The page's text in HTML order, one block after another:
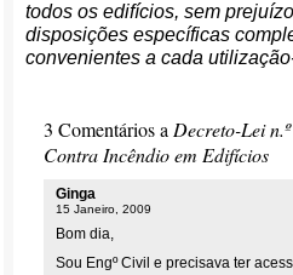
todos os edifícios, sem
disposições específicas
convenientes a cada
3 Comentários a Decreto-Lei
Contra Incêndio em Edifícios
Ginga
15 Janeiro, 2009
Bom dia,
Sou Engº Civil e precisava ter